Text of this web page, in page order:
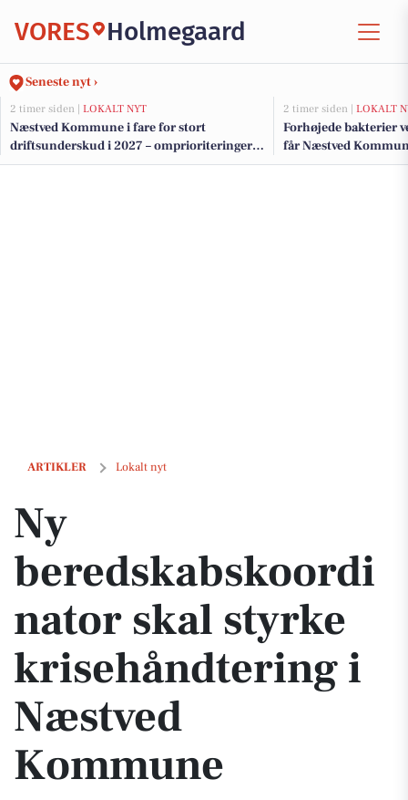
VORES Holmegaard
Seneste nyt ›
2 timer siden | LOKALT NYT
Næstved Kommune i fare for stort
driftsunderskud i 2027 – omprioriteringer
på vej for at bevare velfærden
2 timer siden | LOKALT
Forhøjede bakterier
får Næstved
badning ved Præstø
ARTIKLER Lokalt nyt
Ny beredskabskoordinator skal styrke krisehåndtering i Næstved
Ny
beredskabskoordi
nator skal styrke
krisehåndtering i
Næstved
Kommune